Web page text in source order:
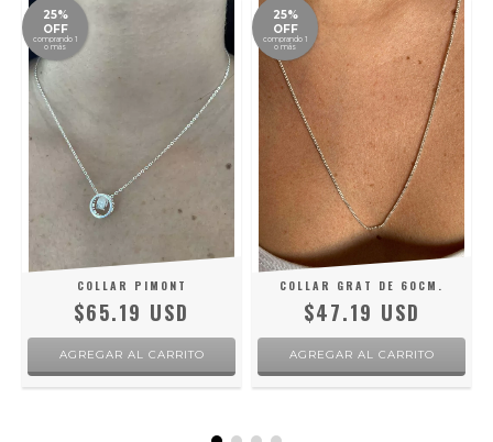
25%
OFF
comprando 1
o más
COLLAR PIMONT
$65.19 USD
25%
OFF
comprando 1
o más
COLLAR GRAT DE 60CM.
$47.19 USD